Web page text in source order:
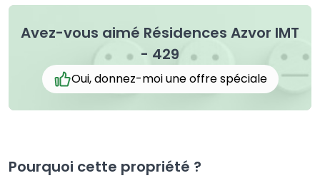
Avez-vous aimé Résidences Azvor IMT
- 429
Oui, donnez-moi une offre spéciale
Pourquoi cette propriété ?